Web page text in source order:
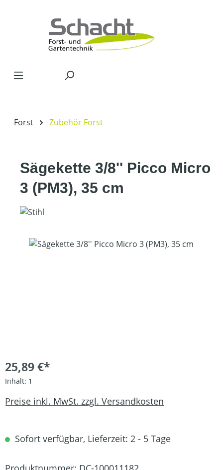
Forst Zubehör Forst
Sägekette 3/8'' Picco Micro
3 (PM3), 35 cm
Bildergalerie überspringen
25,89 €*
Inhalt: 1
Preise inkl. MwSt. zzgl. Versandkosten
Sofort verfügbar, Lieferzeit: 2 - 5 Tage